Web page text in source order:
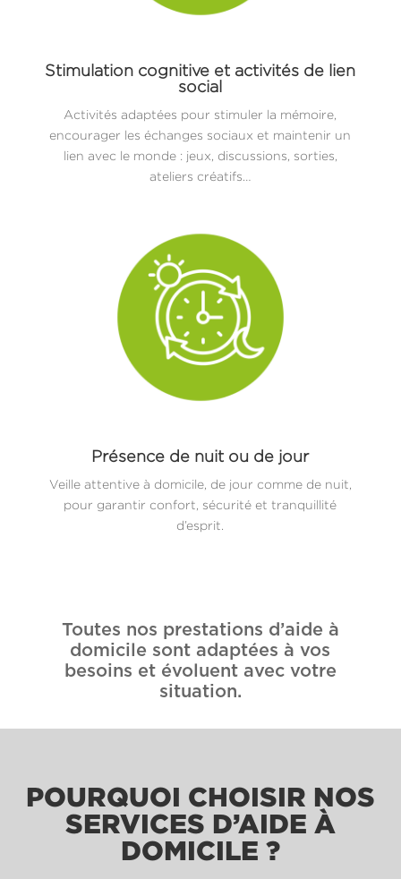
Stimulation cognitive et activités de lien
social
Activités adaptées pour stimuler la mémoire,
encourager les échanges sociaux et maintenir un
lien avec le monde : jeux, discussions, sorties,
ateliers créatifs…
Présence de nuit ou de jour
Veille attentive à domicile, de jour comme de nuit,
pour garantir confort, sécurité et tranquillité
d’esprit.
Toutes nos prestations d’aide à
domicile sont adaptées à vos
besoins et évoluent avec votre
situation.
POURQUOI CHOISIR NOS
SERVICES D’AIDE À
DOMICILE ?